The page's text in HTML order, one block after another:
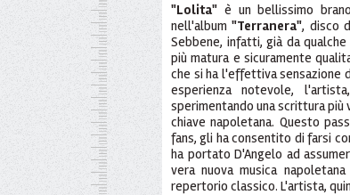
"Lolita" è un bellissimo
nell'album"Terranera", disco
Sebbene, infatti, già da
più matura e sicuramente
che si ha l'effettiva sensazione
esperienza notevole,
sperimentando una scrittura più
chiave napoletana. Questo
fans, gli ha consentito di farsi
ha portato D'Angelo ad
vera nuova musica
repertorio classico. L'artista,